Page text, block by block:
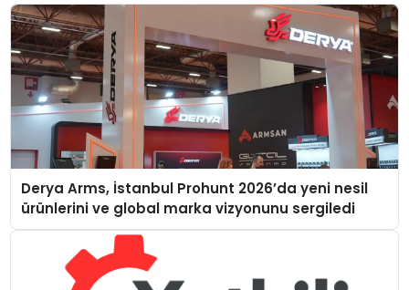
Derya Arms, İstanbul Prohunt 2026’da yeni nesil
ürünlerini ve global marka vizyonunu sergiledi